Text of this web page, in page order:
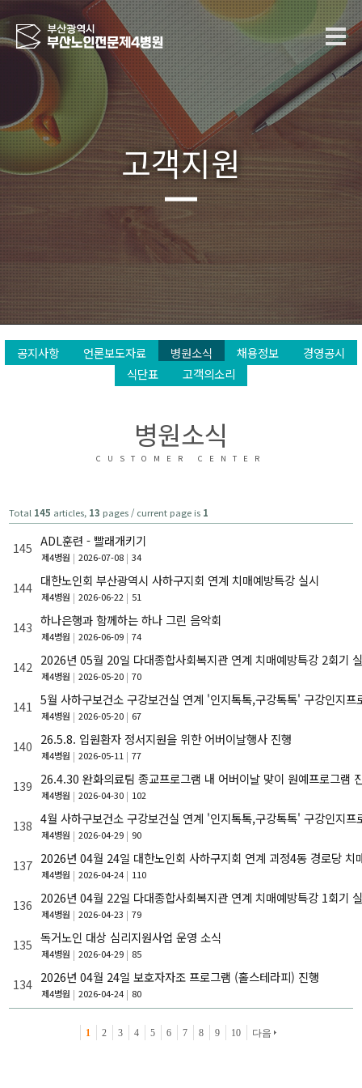
고객지원
공지사항 언론보도자료 병원소식 채용정보
경영공시
식단표
고객의소리
병원소식
CUSTOMER CENTER
Total 145 articles, 13 pages / current page is 1
145 ADL훈련 - 빨래개키기
제4병원 2026-07-08 34
144 대한노인회 부산광역시 사하구지회 연계 치매예방특강 실시
제4병원 2026-06-22 51
143 하나은행과 함께하는 하나 그린 음악회
제4병원 2026-06-09 74
142 2026년 05월 20일 다대종합사회복지관 연계 치매예방특강 2회기
제4병원 2026-05-20 70
141 5월 사하구보건소 구강보건실 연계 '인지톡톡,구강톡톡' 구강인지프
제4병원 2026-05-20 67
140 26.5.8. 입원환자 정서지원을 위한 어버이날행사 진행
제4병원 2026-05-11 77
139 26.4.30 완화의료팀 종교프로그램 내 어버이날 맞이 원예프로그램
제4병원 2026-04-30 102
138 4월 사하구보건소 구강보건실 연계 '인지톡톡,구강톡톡' 구강인지프
제4병원 2026-04-29 90
137 2026년 04월 24일 대한노인회 사하구지회 연계 괴정4동 경로당 치
제4병원 2026-04-24 110
136 2026년 04월 22일 다대종합사회복지관 연계 치매예방특강 1회기
제4병원 2026-04-23 79
135 독거노인 대상 심리지원사업 운영 소식
제4병원 2026-04-29 85
134 2026년 04월 24일 보호자자조 프로그램 (홀스테라피) 진행
제4병원 2026-04-24 80
1 2 3 4 5 6 7 8 9 10 다음